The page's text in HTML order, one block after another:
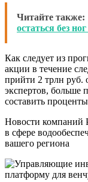
Читайте также:
остаться без
Как следует из
акции в течение
прийти 2 трлн
экспертов, больше
составить
Новости
в сфере
вашего региона